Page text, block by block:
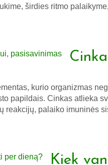
širdies ritmo
kurio organizmas
papildais. Cinkas atlieka
reakcijų, palaiko imuninės
Kiek